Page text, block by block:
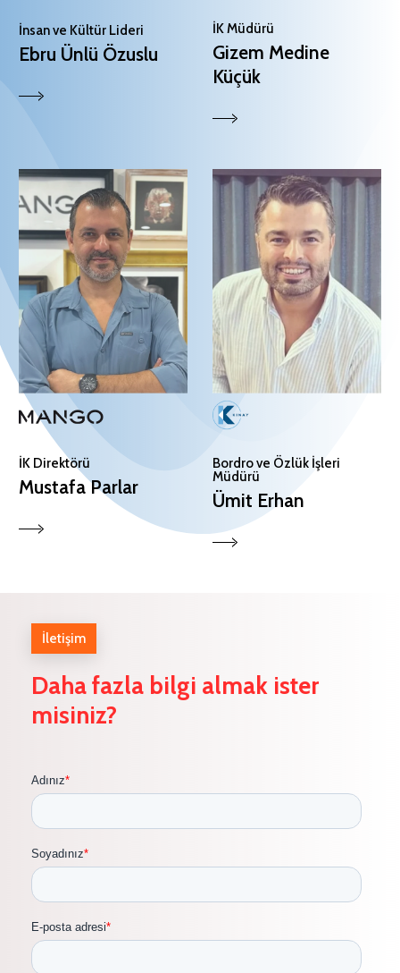
İnsan ve Kültür Lideri
Ebru Ünlü Özuslu
İK Müdürü
Gizem Medine
Küçük
İK Direktörü
Mustafa Parlar
Bordro ve Özlük İşleri
Müdürü
Ümit Erhan
İletişim
Dahafazla bilgi almak ister
misiniz?